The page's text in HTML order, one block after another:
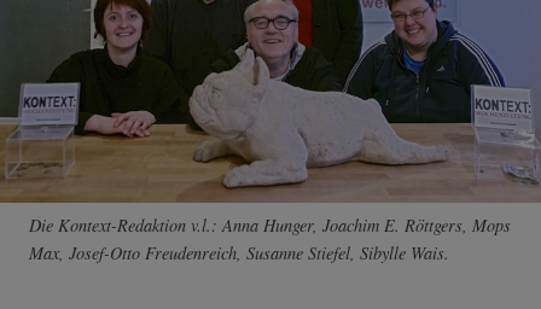
Die Kontext-Redaktion v.l.: Anna Hunger, Joachim E. Röttgers, Mops
Max, Josef-Otto Freudenreich, Susanne Stiefel, Sibylle Wais.